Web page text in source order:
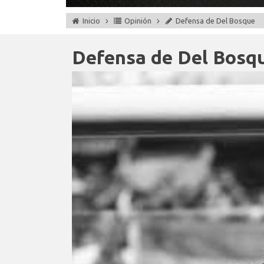
Inicio Opinión Defensa de Del Bosque
Defensa de Del